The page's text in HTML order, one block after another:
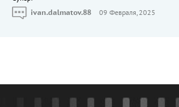
ivan.dalmatov.88
09 Февраля, 2025